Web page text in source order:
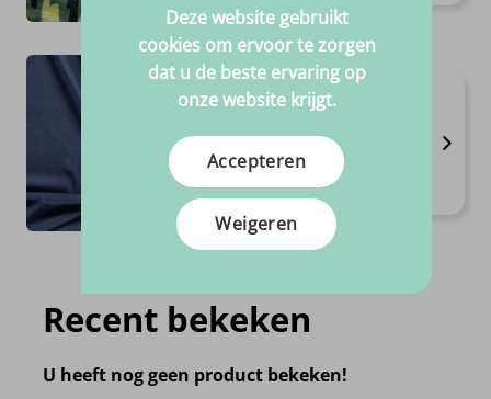
Denim 125
Breedte 1.45m
Samenstelling 100%CO
Per meter
Recent bekeken
U heeft nog geen product bekeken!
Deze website gebruikt
cookies om ervoor te zorgen
dat u de beste ervaring op
onze website krijgt.
Accepteren
Weigeren